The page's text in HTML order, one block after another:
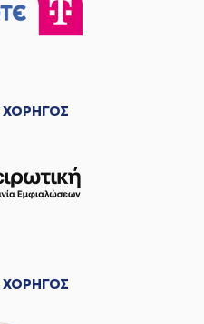
ΧΟΡΗΓΟΣ
ΧΟΡΗΓΟΣ